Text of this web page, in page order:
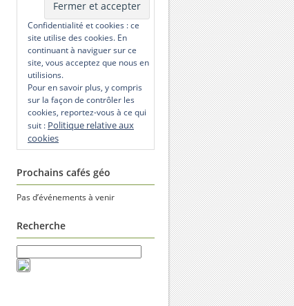
Confidentialité et cookies : ce
site utilise des cookies. En
continuant à naviguer sur ce
site, vous acceptez que nous en
utilisions.
Pour en savoir plus, y compris
sur la façon de contrôler les
cookies, reportez-vous à ce qui
suit : Politique relative aux
cookies
Prochains cafés géo
Pas d’événements à venir
Recherche